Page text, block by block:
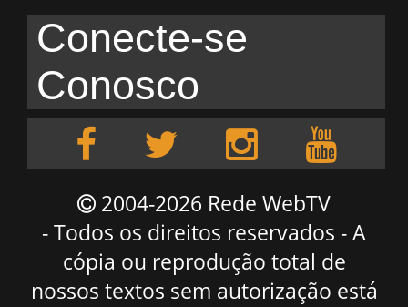
Conecte-se
Conosco
2004-2026 Rede WebTV
- Todos os direitos reservados - A
cópia ou reprodução total de
nossos textos sem autorização está